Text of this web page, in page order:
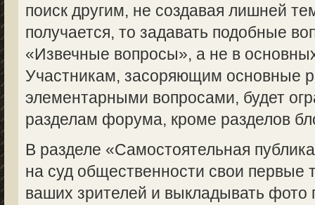
поиск другим, не создавая лишней
получается, то задавать подобные
«Извечные вопросы», а не в
Участникам, засоряющим основные
элементарными вопросами, будет
разделам форума, кроме разделов
В разделе «Самостоятельная
на суд общественности свои первые
ваших зрителей и выкладывать фото